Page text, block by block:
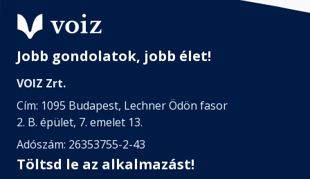
Jobb gondolatok, jobb élet!
VOIZ Zrt.
Cím: 1095 Budapest, Lechner Ödön fasor
2. B. épület, 7. emelet 13.
Adószám: 26353755-2-43
Töltsd le az alkalmazást!